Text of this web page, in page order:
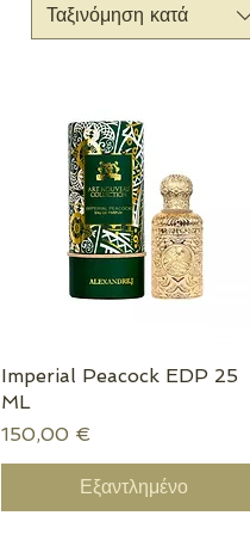
Ταξινόμηση κατά
Γρήγορη προβολή
Imperial Peacock EDP 25
ML
Τιμή
150,00 €
Εξαντλημένο